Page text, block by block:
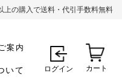
上の購入で送料・代引手数料無料
いて
案内
ログイン カート